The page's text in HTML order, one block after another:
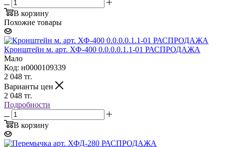
В корзину
Похожие товары
Кронштейн м. арт. ХФ-400 0.0.0.0.1.1-01 РАСПРОДАЖА
Мало
Код: н0000109339
2 048 тг.
Варианты цен
2 048 тг.
Подробности
В корзину